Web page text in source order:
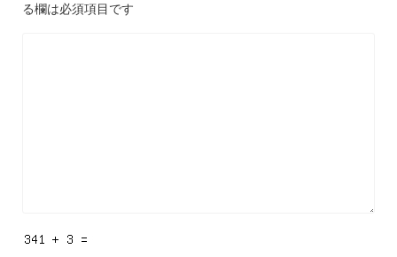
る欄は必須項目です